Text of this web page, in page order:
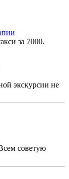
за 7000.
экскурсии не
советую